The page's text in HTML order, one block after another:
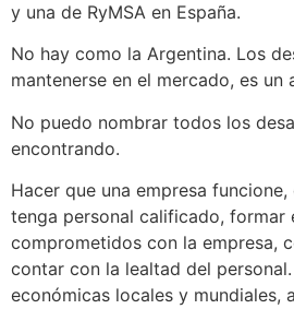
y una de RyMSA en España.
No hay como la Argentina. Los
mantenerse en el mercado, es un
No puedo nombrar todos los
encontrando.
Hacer que una empresa
tenga personal calificado, formar
comprometidos con la empresa,
contar con la lealtad del
económicas locales y mundiales,